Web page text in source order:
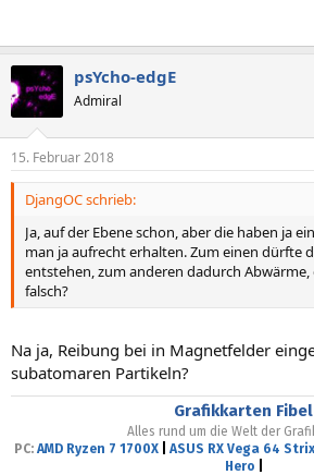
psYcho-edgE
Admiral
15. Februar 2018
DjangOC schrieb:
Ja, auf der Ebene schon, aber die haben ja
man ja aufrecht erhalten. Zum einen dürfte
entstehen, zum anderen dadurch
falsch?
Na ja, Reibung bei in Magnetfelder
subatomaren Partikeln?
Grafikkarten Fibel
Alles rund um die Welt der
PC: AMD Ryzen 7 1700X| ASUS RX Vega 64 Strix
Hero